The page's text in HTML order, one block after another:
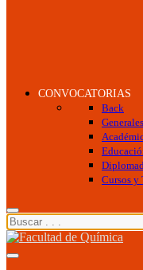
CONVOCATORIAS
Back
Generales
Cursos y